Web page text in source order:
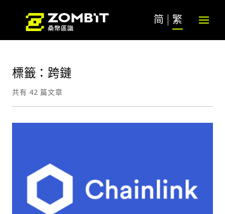
简 繁
標籤：跨鏈
共有 42 篇文章